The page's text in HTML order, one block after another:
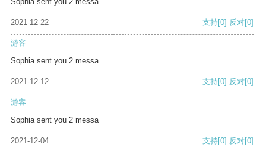
2021-12-22 支持[0] 反对[0]
游客
Sophia sent you 2 messa
2021-12-12 支持[0] 反对[0]
游客
Sophia sent you 2 messa
2021-12-04 支持[0] 反对[0]